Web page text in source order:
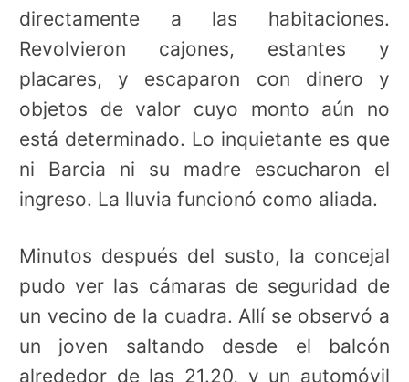
directamente a las habitaciones.
Revolvieron cajones, estantes y
placares, y escaparon con dinero y
objetos de valor cuyo monto aún no
está determinado. Lo inquietante es que
ni Barcia ni su madre escucharon el
ingreso. La lluvia funcionó como aliada.
Minutos después del susto, la concejal
pudo ver las cámaras de seguridad de
un vecino de la cuadra. Allí se observó a
un joven saltando desde el balcón
alrededor de las 21.20, y un automóvil